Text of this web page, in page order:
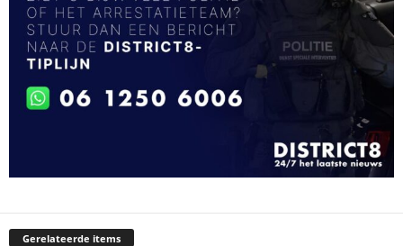
Gerelateerde items